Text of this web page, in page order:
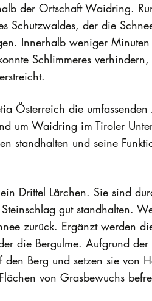
der Ortschaft Waidring.
Schutzwaldes, der die
Innerhalb weniger
Schlimmeres
Österreich die
um Waidring im Tiroler
standhalten und seine
Drittel Lärchen. Sie sind
gut standhalten.
zurück. Ergänzt werden
die Bergulme. Aufgrund
den Berg und setzen sie
von Grasbewuchs